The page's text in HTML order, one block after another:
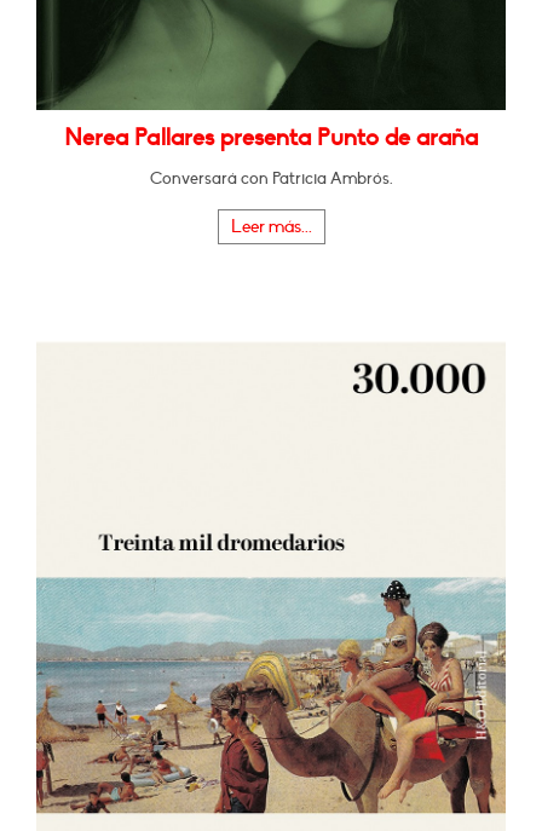
Nerea Pallares presenta Punto de araña
Conversará con Patricia Ambrós.
Leer más...